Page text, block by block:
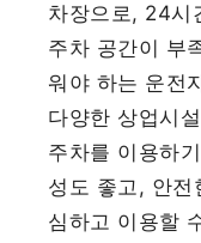
차장으로, 24시
주차 공간이 부
워야 하는 운전
다양한 상업시
주차를 이용하
성도 좋고, 안전
심하고 이용할